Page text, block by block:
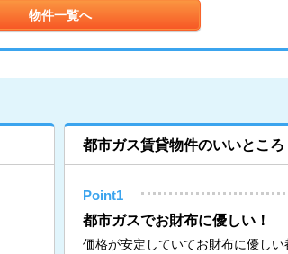
物件一覧へ
都市ガス賃貸物件のいいところ
Point1
都市ガスでお財布に優しい！
価格が安定していてお財布に優し